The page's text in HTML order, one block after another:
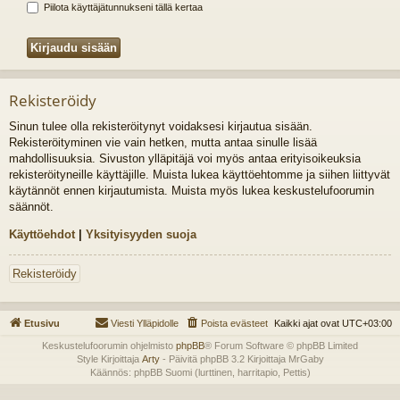
Piilota käyttäjätunnukseni tällä kertaa
Rekisteröidy
Sinun tulee olla rekisteröitynyt voidaksesi kirjautua sisään.
Rekisteröityminen vie vain hetken, mutta antaa sinulle lisää
mahdollisuuksia. Sivuston ylläpitäjä voi myös antaa erityisoikeuksia
rekisteröityneille käyttäjille. Muista lukea käyttöehtomme ja siihen liittyvät
käytännöt ennen kirjautumista. Muista myös lukea keskustelufoorumin
säännöt.
Käyttöehdot | Yksityisyyden suoja
Rekisteröidy
Etusivu Kaikki ajat ovat UTC+03:00
Poista evästeet
Viesti Ylläpidolle
Keskustelufoorumin ohjelmisto phpBB® Forum Software © phpBB Limited
Style Kirjoittaja Arty- Päivitä phpBB 3.2 Kirjoittaja MrGaby
Käännös: phpBB Suomi (lurttinen, harritapio, Pettis)